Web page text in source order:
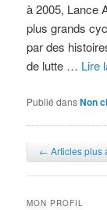
à 2005, Lance
plus grands
par des
de lutte … Lire
Publié dansNon
Navigation des
← Articles plus
MON PROFIL